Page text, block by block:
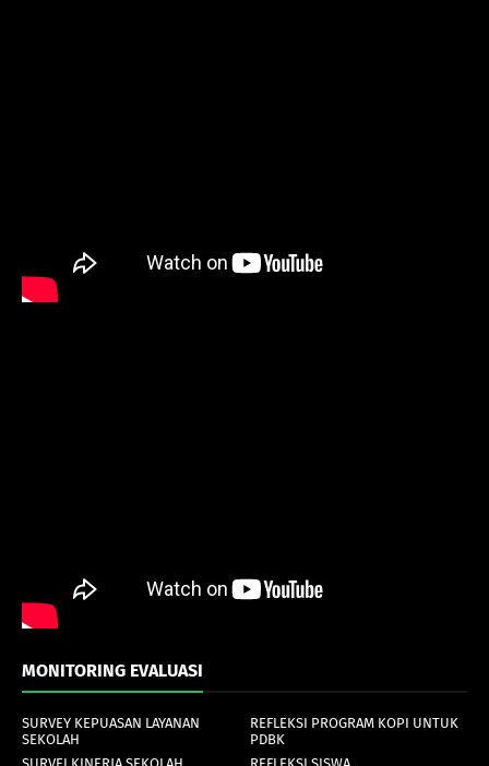
MONITORING EVALUASI
SURVEY KEPUASAN LAYANAN
SEKOLAH
REFLEKSI PROGRAM KOPI UNTUK
PDBK